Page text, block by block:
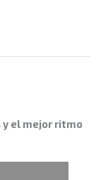
y el mejor ritmo